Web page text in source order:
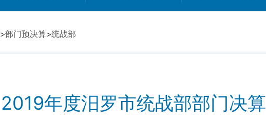
>部门预决算>统战部
2019年度汨罗市统战部部门决算